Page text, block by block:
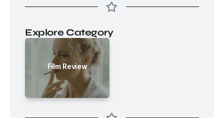
Explore Category
Film Review